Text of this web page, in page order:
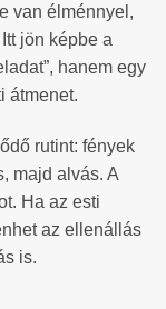
van élménnyel,
jön képbe a
hanem egy
átmenet.
rutint: fények
majd alvás. A
Ha az esti
az ellenállás
is.